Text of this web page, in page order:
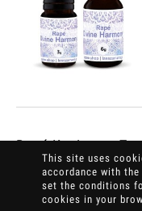
This site uses
accordance with the
set the conditions
cookies in your
Rapé Kaxinawa